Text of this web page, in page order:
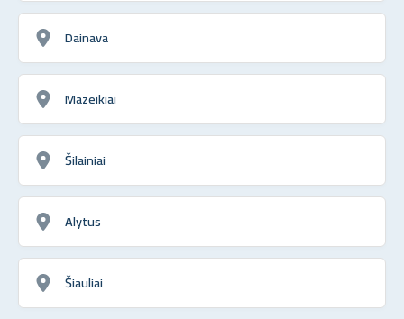
Dainava
Mazeikiai
Šilainiai
Alytus
Šiauliai